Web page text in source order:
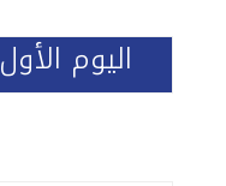
اليوم الأول